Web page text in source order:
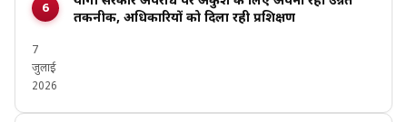
तकनीक, अधिकारियों को दिला रही प्रशिक्षण
7
जुलाई
2026